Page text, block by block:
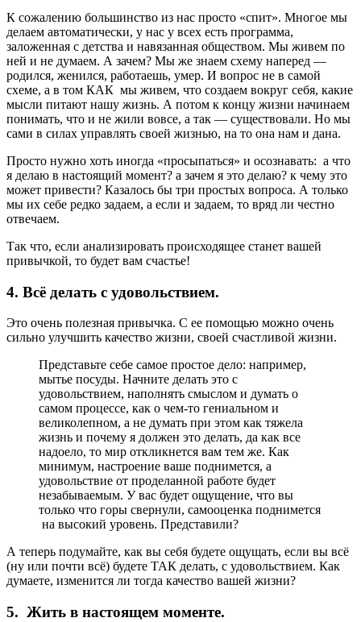
К сожалению большинство из нас просто «спит». Многое мы
делаем автоматически, у нас у всех есть программа,
заложенная с детства и навязанная обществом. Мы живем по
ней и не думаем. А зачем? Мы же знаем схему наперед —
родился, женился, работаешь, умер. И вопрос не в самой
схеме, а в том КАК мы живем, что создаем вокруг себя, какие
мысли питают нашу жизнь. А потом к концу жизни начинаем
понимать, что и не жили вовсе, а так — существовали. Но мы
сами в силах управлять своей жизнью, на то она нам и дана.
Просто нужно хоть иногда «просыпаться» и осознавать: а что
я делаю в настоящий момент? а зачем я это делаю? к чему это
может привести? Казалось бы три простых вопроса. А только
мы их себе редко задаем, а если и задаем, то вряд ли честно
отвечаем.
Так что, если анализировать происходящее станет вашей
привычкой, то будет вам счастье!
4. Всё делать с удовольствием.
Это очень полезная привычка. С ее помощью можно очень
сильно улучшить качество жизни, своей счастливой жизни.
Представьте себе самое простое дело: например,
мытье посуды. Начните делать это с
удовольствием, наполнять смыслом и думать о
самом процессе, как о чем-то гениальном и
великолепном, а не думать при этом как тяжела
жизнь и почему я должен это делать, да как все
надоело, то мир откликнется вам тем же. Как
минимум, настроение ваше поднимется, а
удовольствие от проделанной работе будет
незабываемым. У вас будет ощущение, что вы
только что горы свернули, самооценка поднимется
на высокий уровень. Представили?
А теперь подумайте, как вы себя будете ощущать, если вы всё
(ну или почти всё) будете ТАК делать, с удовольствием. Как
думаете, изменится ли тогда качество вашей жизни?
5. Жить в настоящем моменте.